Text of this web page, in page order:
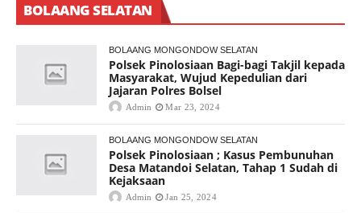
BOLAANG SELATAN
BOLAANG MONGONDOW SELATAN
Polsek Pinolosiaan Bagi-bagi Takjil kepada
Masyarakat, Wujud Kepedulian dari
Jajaran Polres Bolsel
Admin Mar 23, 2024
BOLAANG MONGONDOW SELATAN
Polsek Pinolosiaan ; Kasus Pembunuhan
Desa Matandoi Selatan, Tahap 1 Sudah di
Kejaksaan
Admin Jan 25, 2024